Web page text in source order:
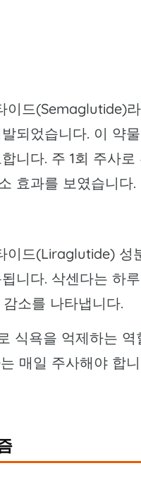
이드(Semaglutide)
되었습니다. 이 약
니다. 주 1회 주사
효과를 보였습니다.
이드(Liraglutide) 성
니다. 삭센다는 하
소를 나타냅니다.
식욕을 억제하는
매일 주사해야 합